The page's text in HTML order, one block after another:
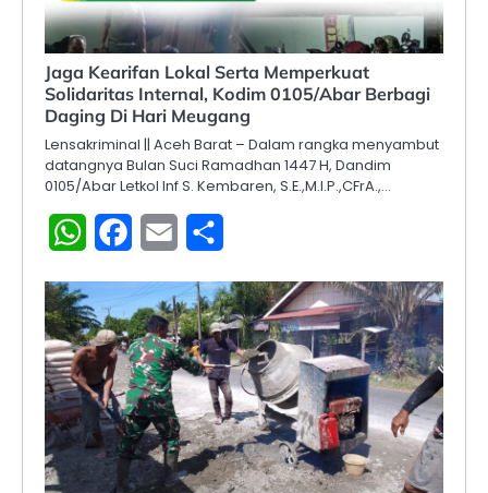
Jaga Kearifan Lokal Serta Memperkuat
Solidaritas Internal, Kodim 0105/Abar Berbagi
Daging Di Hari Meugang
Lensakriminal || Aceh Barat – Dalam rangka menyambut
datangnya Bulan Suci Ramadhan 1447 H, Dandim
0105/Abar Letkol Inf S. Kembaren, S.E.,M.I.P.,CFrA.,…
WhatsAppFacebook
Email